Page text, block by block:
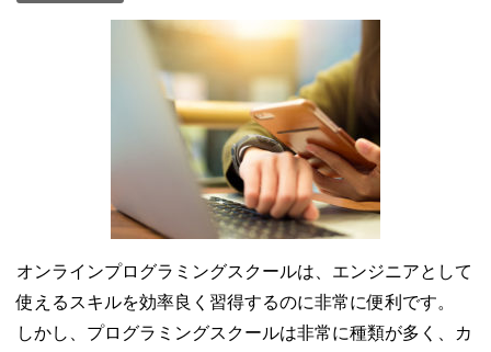
オンラインプログラミングスクールは、エンジニアとして
使えるスキルを効率良く習得するのに非常に便利です。
しかし、プログラミングスクールは非常に種類が多く、カ